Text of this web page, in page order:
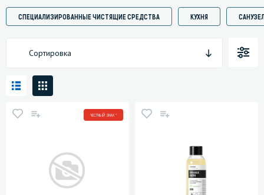
СПЕЦИАЛИЗИРОВАННЫЕ ЧИСТЯЩИЕ СРЕДСТВА КУХНЯ
Сортировка
ЧЕСТНЫЙ ЗНАК *